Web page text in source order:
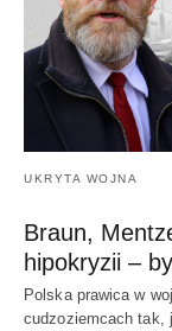
UKRYTA WOJNA
Braun,
hipokryzii –
Polska prawica w
cudzoziemcach tak,